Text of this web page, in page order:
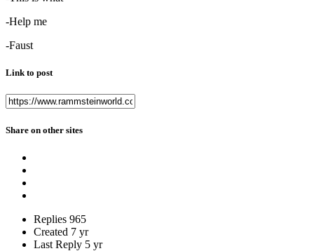
-Help me
-Faust
Link to post
Share on other sites
Replies 965
Created 7 yr
Last Reply 5 yr